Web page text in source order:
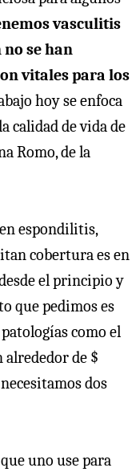
vasculitis
se han
vitales para los
hoy se enfoca
calidad de vida de
Romo, de la
espondilitis,
cobertura es en
el principio y
que pedimos es
como el
de $
dos
uno use para